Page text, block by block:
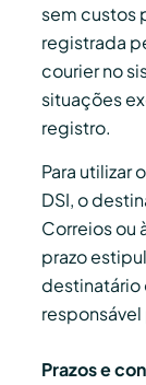
sem custos
registrada
courier no
situações
registro.
Para utilizar
DSI, o
Correios ou
prazo
destinatário
Prazos e